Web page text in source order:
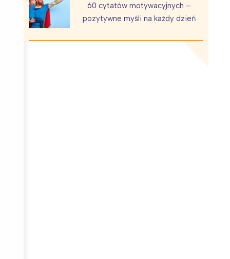
60 cytatów motywacyjnych –
pozytywne myśli na każdy dzień